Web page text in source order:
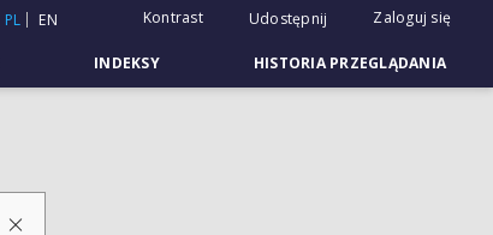
PL EN Kontrast Udostępnij Zaloguj się
INDEKSY HISTORIA PRZEGLĄDANIA